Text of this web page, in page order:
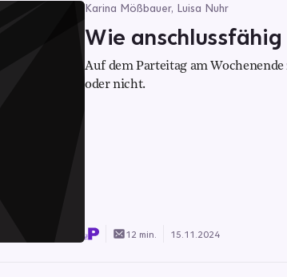
Karina Mößbauer, Luisa Nuhr
Wie anschlussfähig
Auf dem Parteitag am
oder nicht.
12 min. 15.11.2024